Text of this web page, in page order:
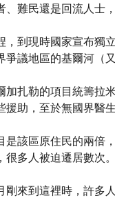
難民還是回流人士
，到現時國家宣布獨
議地區的基爾河（
加扎勒的項目統籌拉
援助，至於無國界醫
是該區原住民的兩倍
多人被迫遷居數次。
剛來到這裡時，許多